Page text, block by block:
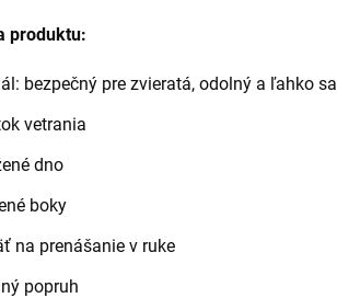
produktu:
bezpečný pre zvieratá, odolný a ľahko
vetrania
dno
boky
na prenášanie v ruke
popruh